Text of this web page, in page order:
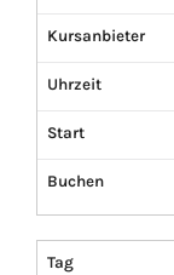
Kursanbieter
Uhrzeit
Start
Buchen
Tag